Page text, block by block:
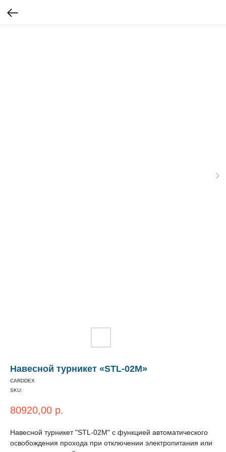
Навесной турникет «STL-02M»
CARDDEX
SKU:
80920,00 р.
Навесной турникет "STL-02M" с функцией автоматического
освобождения прохода при отключении электропитания или